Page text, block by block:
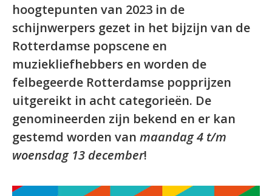
hoogtepunten van 2023 in de
schijnwerpers gezet in het bijzijn van de
Rotterdamse popscene en
muziekliefhebbers en worden de
felbegeerde Rotterdamse popprijzen
uitgereikt in acht categorieën. De
genomineerden zijn bekend en er kan
gestemd worden van maandag 4 t/m
woensdag 13 december!